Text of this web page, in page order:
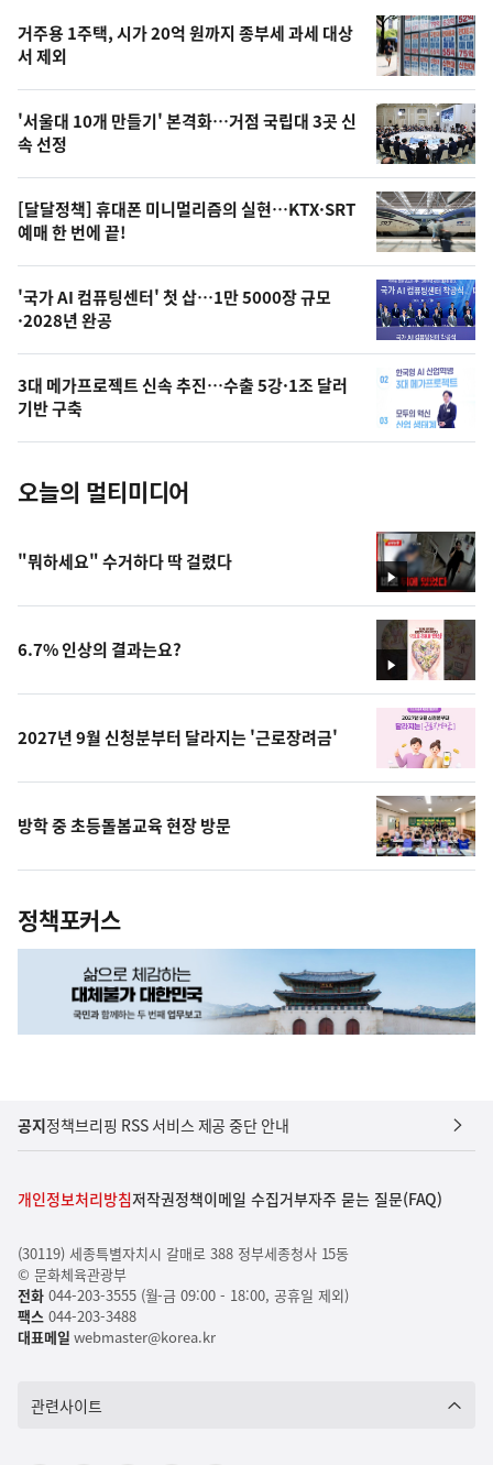
최
신,
오
늘
의
영
상
오
의
사
진
기
뉴
스
거주용 1주택, 시가 20억 원까지 종부세 과세 대상
서 제외
'서울대 10개 만들기' 본격화…거점 국립대 3곳 신
속 선정
[달달정책] 휴대폰 미니멀리즘의 실현…KTX·SRT
예매 한 번에 끝!
'국가 AI 컴퓨팅센터' 첫 삽…1만 5000장 규모
·2028년 완공
3대 메가프로젝트 신속 추진…수출 5강·1조 달러
기반 구축
오늘의 멀티미디어
영
상
"뭐하세요" 수거하다 딱 걸렸다
영
상
6.7% 인상의 결과는요?
2027년 9월 신청분부터 달라지는 '근로장려금'
방학 중 초등돌봄교육 현장 방문
정책포커스
공지정책브리핑 RSS 서비스 제공 중단 안내
개인정보처리방침저작권정책이메일 수집거부자주 묻는 질문(FAQ)
(30119) 세종특별자치시 갈매로 388 정부세종청사 15동
© 문화체육관광부
전화044-203-3555 (월-금 09:00 - 18:00, 공휴일 제외)
팩스044-203-3488
대표메일 webmaster@korea.kr
관련사이트